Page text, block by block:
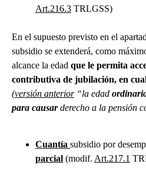
Art.216.3 TRLGSS)
En el supuesto previsto en el
subsidio se extenderá, como
alcance la edad que le permita
contributiva de jubilación, en
(versión anterior“la edad
para causarderecho a la pensión
Cuantía subsidio por
parcial (modif. Art.217.1